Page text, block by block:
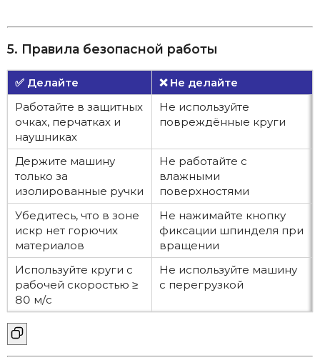
5. Правила безопасной работы
✅ Делайте
❌ Не делайте
Работайте в защитных
очках, перчатках и
наушниках
Не используйте
повреждённые круги
Держите машину
только за
изолированные ручки
Не работайте с
влажными
поверхностями
Убедитесь, что в зоне
искр нет горючих
материалов
Не нажимайте кнопку
фиксации шпинделя при
вращении
Используйте круги с
рабочей скоростью ≥
80 м/с
Не используйте машину
с перегрузкой